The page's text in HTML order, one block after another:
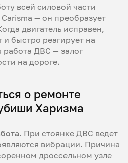
всей силовой части
— он преобразует
двигатель исправен,
быстро реагирует на
работа ДВС — залог
на дороге.
о ремонте
Харизма
При стоянке ДВС ведет
вибрации. Причина
дроссельном узле